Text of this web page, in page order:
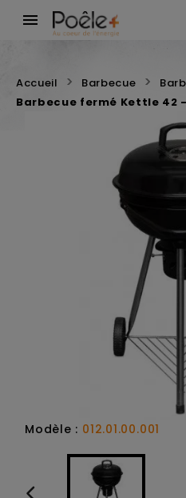

Accueil Barbecue
Barbecue fermé Kettle 42
Modèle : 012.01.00.001